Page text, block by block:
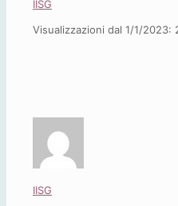
IISG
Visualizzazioni dal 1/1/2023:
IISG